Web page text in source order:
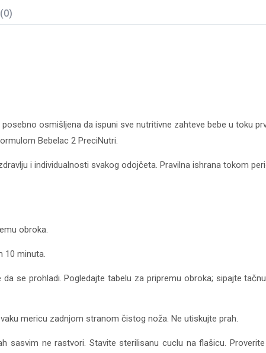
osmišljena da ispuni sve nutritivne zahteve bebe u toku
Bebelac 2 PreciNutri.
i individualnosti svakog odojčeta. Pravilna ishrana tokom
obroka.
10 minuta.
se prohladi. Pogledajte tabelu za pripremu obroka; sipajte
mericu zadnjom stranom čistog noža. Ne utiskujte prah.
sasvim ne rastvori. Stavite sterilisanu cuclu na flašicu.